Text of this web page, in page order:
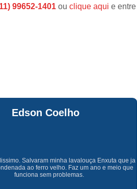
99652-1401 ou clique aqui e
Waldirene
Monteiro
á 41 anos no mercado que sempre valoriza o
atendimento com garantia de todos o serviços.